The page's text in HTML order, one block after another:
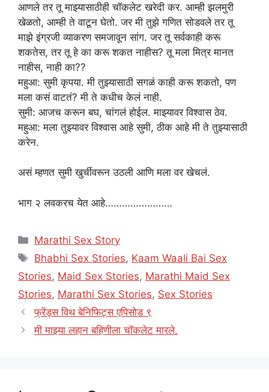
आणले तर तू माझ्यासाठीही चॉकलेट खरेदी कर. आम्ही झलमुरी
खेळतो, आम्ही ते वाटून घेतो. जर मी तुझे गणित सोडवले तर तू
माझे इंग्रजी व्याकरण समजावून सांग. जर तू सर्वकाही करू
शकतेस, तर तू हे का करू शकत नाहीस? तू मला मित्र मानत
नाहीस, नाही का??
महुआ: सुमी कृपया. मी तुझ्यासाठी सगळं काही करू शकतो, पण
मला कसं वाटतं? मी ते कधीच केलं नाही.
सुमी: आजच करून बघ, चांगलं होईल. माझ्यावर विश्वास ठेव.
महुआ: मला तुझ्यावर विश्वास आहे सुमी, ठीक आहे मी ते तुझ्यासाठी
करेन.
असं म्हणत सुमी खुर्चीवरून उठली आणि मला वर खेचलं.
भाग २ लवकरच येत आहे……………………
Categories
Marathi Sex Story
Tags
Bhabhi Sex Stories, Kaam Waali Bai Sex
Stories, Maid Sex Stories, Marathi Maid Sex
Stories, Marathi Sex Stories, Sex Stories
फ्रेंड्स विथ बेनिफिट्स एपिसोड ९
मी माझ्या लहान बहिणीला चॉकलेट मारले.